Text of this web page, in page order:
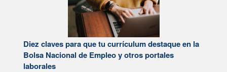
Diez claves para que tu currículum destaque en la
Bolsa Nacional de Empleo y otros portales
laborales